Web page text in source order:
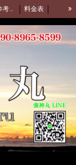
スロージギング参考動画(Daiwa) 料金表 »